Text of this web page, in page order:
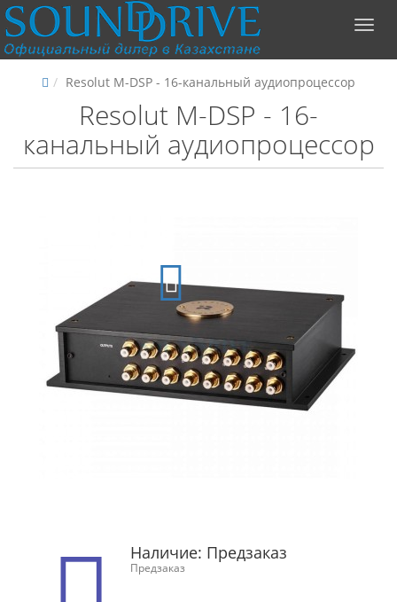
Resolut M-DSP - 16-канальный аудиопроцессор
Resolut M-DSP - 16-
канальный аудиопроцессор
Наличие: Предзаказ
Предзаказ